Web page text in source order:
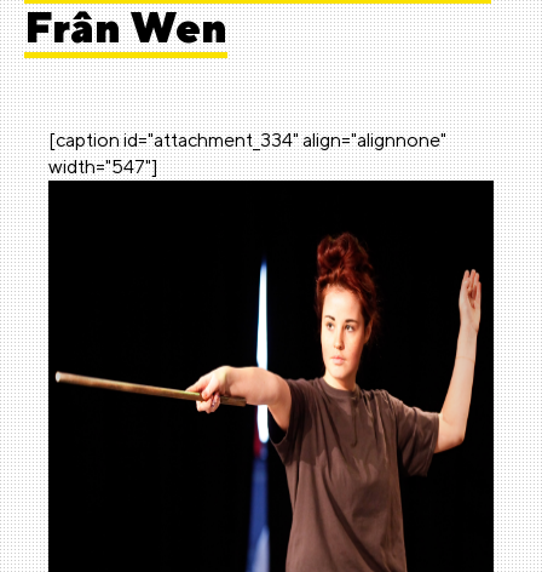
Frân Wen
[caption id="attachment_334" align="alignnone"
width="547"]